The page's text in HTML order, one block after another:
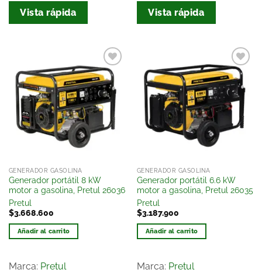
Vista rápida
Vista rápida
Añadir
a la
lista
de
deseos
GENERADOR GASOLINA
Generador portátil 8 kW
motor a gasolina, Pretul 26036
Pretul
$3.668.600
Añadir al carrito
Marca: Pretul
Añadir
a la
lista
de
GENERADOR GASOLINA
Generador portátil 6.6 kW
motor a gasolina, Pretul 26035
Pretul
$3.187.900
Añadir al carrito
Marca: Pretul